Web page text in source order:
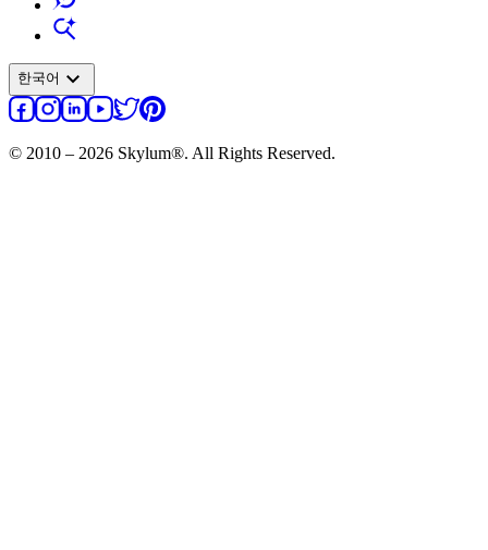
한국어 expand_more
© 2010 – 2026 Skylum®. All Rights Reserved.